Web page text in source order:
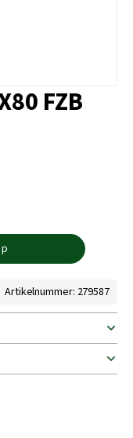
FZB
Artikelnummer: 279587